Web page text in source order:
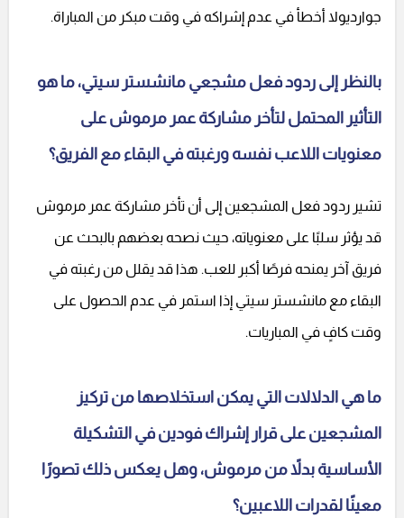
جوارديولا أخطأ في عدم إشراكه في وقت مبكر من المباراة.
بالنظر إلى ردود فعل مشجعي مانشستر سيتي، ما هو
التأثير المحتمل لتأخر مشاركة عمر مرموش على
معنويات اللاعب نفسه ورغبته في البقاء مع الفريق؟
تشير ردود فعل المشجعين إلى أن تأخر مشاركة عمر مرموش
قد يؤثر سلبًا على معنوياته، حيث نصحه بعضهم بالبحث عن
فريق آخر يمنحه فرصًا أكبر للعب. هذا قد يقلل من رغبته في
البقاء مع مانشستر سيتي إذا استمر في عدم الحصول على
وقت كافٍ في المباريات.
ما هي الدلالات التي يمكن استخلاصها من تركيز
المشجعين على قرار إشراك فودين في التشكيلة
الأساسية بدلاً من مرموش، وهل يعكس ذلك تصورًا
معينًا لقدرات اللاعبين؟